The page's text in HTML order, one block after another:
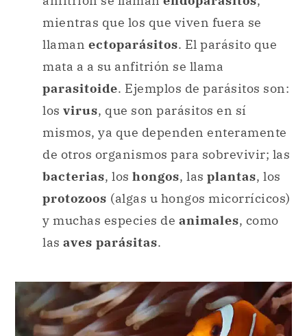
mientras que los que viven fuera se
llaman ectoparásitos. El parásito que
mata a a su anfitrión se llama
parasitoide. Ejemplos de parásitos son:
los virus, que son parásitos en sí
mismos, ya que dependen enteramente
de otros organismos para sobrevivir; las
bacterias, los hongos, las plantas, los
protozoos (algas u hongos micorrícicos)
y muchas especies de animales, como
las aves parásitas.